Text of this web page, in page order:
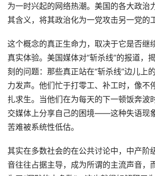
为一时兴起的网络热潮。美国的各大政治
其含义，将其政治化为一党攻击另一党的
这个概念的真正生命力，取决于它是否继
真实体验。美国媒体对“斩杀线”的报道，
刻的问题：那些真正站在“斩杀线”边儿上
力发声。他们忙于打零工、补工时，像不
扎求生。当他们在为每天的下一顿饭奔波
交媒体上分享自己的困境——这种失语现
苦难被系统性低估。
其实在多数社会的在公共讨论中，中产阶
音往往占据主导，成为所谓的主流声音，